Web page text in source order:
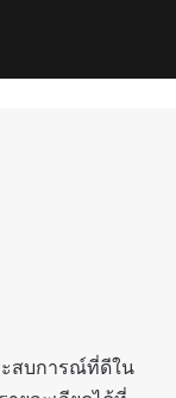
ะสบการณ์ที่ดีใน